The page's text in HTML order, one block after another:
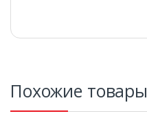
Похожие товары